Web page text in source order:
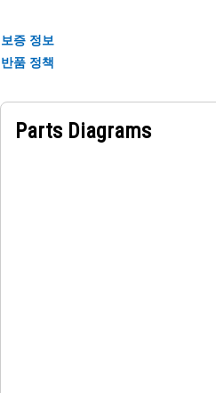
보증 정보
반품 정책
Parts Diagrams